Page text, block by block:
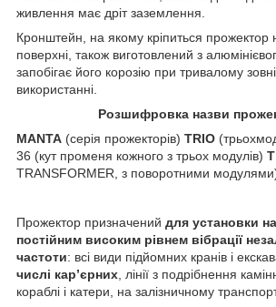
живлення має дріт заземлення.
Кронштейн, на якому кріпиться прожектор
поверхні, також виготовлений з
запобігає його корозію при тривалому
використанні.
Розшифровка назви
MANTA (серія прожекторів) TRIO
36 (кут променя кожного з трьох модулів) T
TRANSFORMER, з поворотними модулями)
Прожектор призначений для установки
постійним високим рівнем вібрації
частоти: всі види підйомних кранів і
числі кар’єрних , лінії з подрібнення
кораблі і катери, на залізничному